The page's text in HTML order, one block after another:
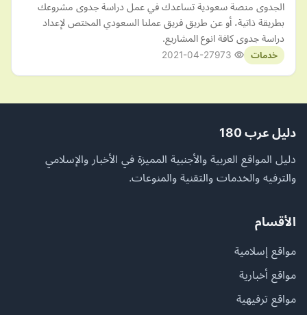
الجدوى منصة سعودية تساعدك في عمل دراسة جدوى مشروعك
بطريقة ذاتية، أو عن طريق فريق عملنا السعودي المختص لإعداد
دراسة جدوى كافة انوع المشاريع.
خدمات 2021-04-27
دليل عرب 180
دليل المواقع العربية والأجنبية المميزة في الأخبار والإسلامي
والترفيه والخدمات والتقنية والمنوعات.
الأقسام
مواقع إسلامية
مواقع أخبارية
مواقع ترفيهية